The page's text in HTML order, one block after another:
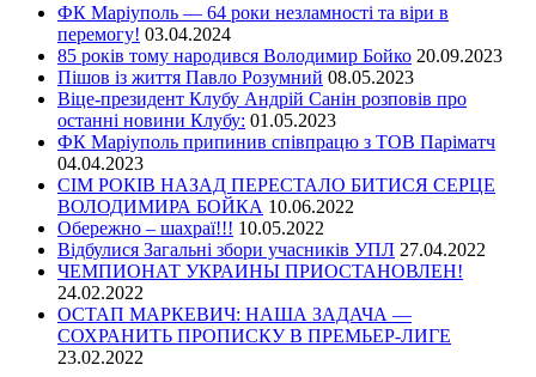
ФК Маріуполь — 64 роки незламності та віри в
перемогу! 03.04.2024
85 років тому народився Володимир Бойко 20.09.2023
Пішов із життя Павло Розумний 08.05.2023
Віце-президент Клубу Андрій Санін розповів про
останні новини Клубу: 01.05.2023
ФК Маріуполь припинив співпрацю з ТОВ Паріматч
04.04.2023
СІМ РОКІВ НАЗАД ПЕРЕСТАЛО БИТИСЯ СЕРЦЕ
ВОЛОДИМИРА БОЙКА 10.06.2022
Обережно – шахраї!!! 10.05.2022
Відбулися Загальні збори учасників УПЛ 27.04.2022
ЧЕМПИОНАТ УКРАИНЫ ПРИОСТАНОВЛЕН!
24.02.2022
ОСТАП МАРКЕВИЧ: НАША ЗАДАЧА —
СОХРАНИТЬ ПРОПИСКУ В ПРЕМЬЕР-ЛИГЕ
23.02.2022